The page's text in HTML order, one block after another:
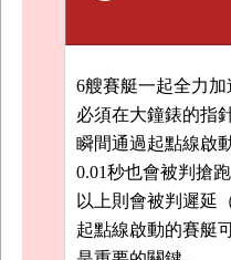
6艘賽艇一起全力加
必須在大鐘錶的指
瞬間通過起點線啟
0.01秒也會被判搶
以上則會被判遲延
起點線啟動的賽艇